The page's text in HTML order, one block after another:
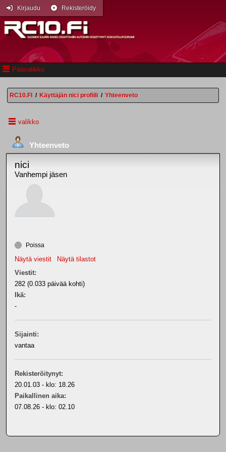
Päävalikko
Kirjaudu Rekisteröidy
RC10.FI / Käyttäjän nici profiili / Yhteenveto
valikko
Yhteenveto
nici
Vanhempi jäsen
Poissa
Näytä viestit
Näytä tilastot
Viestit:
282 (0.033 päivää kohti)
Ikä:
-
Sijainti:
vantaa
Rekisteröitynyt:
20.01.03 - klo: 18.26
Paikallinen aika:
07.08.26 - klo: 02.10